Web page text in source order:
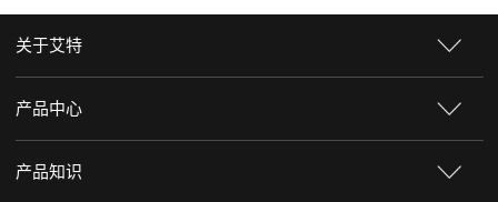
关于艾特
产品中心
产品知识